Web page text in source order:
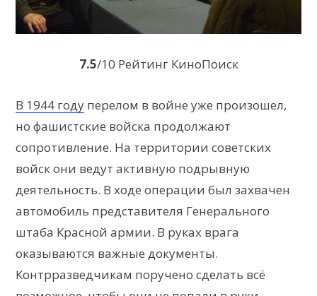
7.5/10 Рейтинг КиноПоиск
В 1944 году перелом в войне уже произошел,
но фашистские войска продолжают
сопротивление. На территории советских
войск они ведут активную подрывную
деятельность. В ходе операции был захвачен
автомобиль представителя Генерального
штаба Красной армии. В руках врага
оказываются важные документы.
Контрразведчикам поручено сделать всё